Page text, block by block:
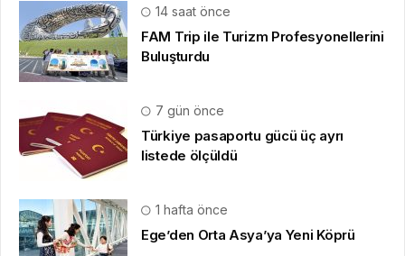
14 saat önce
FAM Trip ile Turizm Profesyonellerini
Buluşturdu
7 gün önce
Türkiye pasaportu gücü üç ayrı
listede ölçüldü
1 hafta önce
Ege’den Orta Asya’ya Yeni Köprü